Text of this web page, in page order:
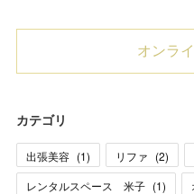
オンラ
カテゴリ
出張美容 (1) リファ (2)
レンタルスペース 米子 (1)